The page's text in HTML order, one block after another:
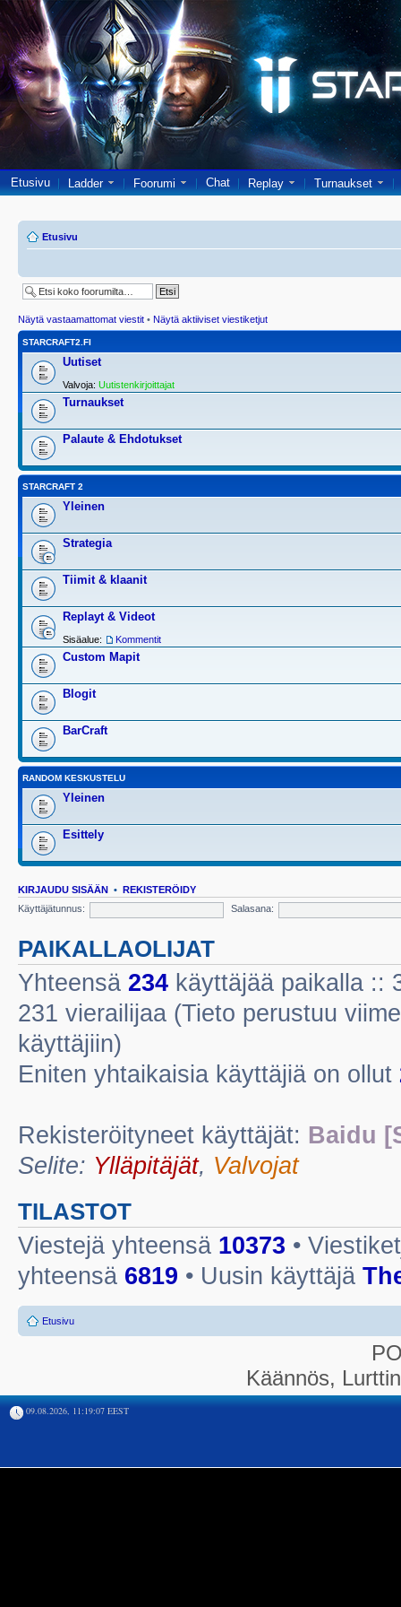
Etusivu Ladder Foorumi Chat Replay Turnaukset
Etusivu
Näytä vastaamattomat viestit • Näytä aktiiviset viestiketjut
STARCRAFT2.FI
Uutiset
Valvoja: Uutistenkirjoittajat
Turnaukset
Palaute & Ehdotukset
STARCRAFT 2
Yleinen
Strategia
Tiimit & klaanit
Replayt & Videot
Sisäalue: Kommentit
Custom Mapit
Blogit
BarCraft
RANDOM KESKUSTELU
Yleinen
Esittely
KIRJAUDU SISÄÄN • REKISTERÖIDY
Käyttäjätunnus:
Salasana:
PAIKALLAOLIJAT
Yhteensä 234 käyttäjää paikalla ::
231 vierailijaa (Tieto perustuu
käyttäjiin)
Eniten yhtaikaisia käyttäjiä on ollut
Rekisteröityneet käyttäjät: Baidu
Selite: Ylläpitäjät, Valvojat
TILASTOT
Viestejä yhteensä 10373 •
yhteensä 6819 • Uusin käyttäjä
Etusivu
Käännös,
09.08.2026, 11:19:07 EEST